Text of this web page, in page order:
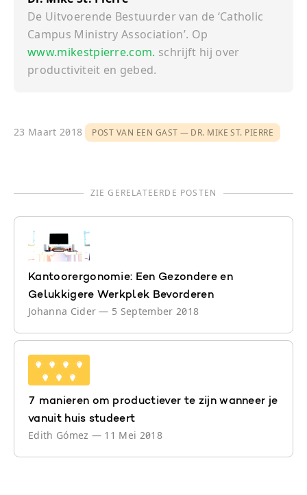
De Uitvoerende Bestuurder van de ‘Catholic
Campus Ministry Association’. Op
www.mikestpierre.com. schrijft hij over
productiviteit en gebed.
23 Maart 2018 POST VAN EEN GAST DR. MIKE ST. PIERRE
ZIE GERELATEERDE POSTEN
Kantoorergonomie: Een Gezondere en
Gelukkigere Werkplek Bevorderen
Johanna Cider— 5 September 2018
7 manieren om productiever te zijn wanneer je
vanuit huis studeert
Edith Gómez — 11 Mei 2018